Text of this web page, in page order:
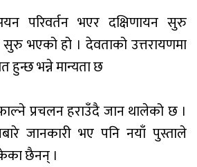
परिवर्तन भएर दक्षिणायन सुरु
भएको हो । देवताको उत्तरायणमा
हुन्छ भन्ने मान्यता छ
प्रचलन हराउँदै जान थालेको छ ।
जानकारी भए पनि नयाँ पुस्ताले
छैनन् ।